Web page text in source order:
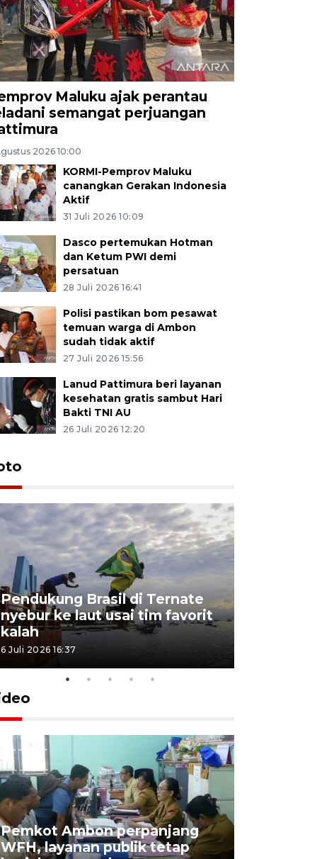
Maluku ajak perantau
semangat perjuangan
2026 10:00
KORMI-Pemprov Maluku
canangkan Gerakan Indonesia
Aktif
31 Juli 2026 10:09
Dasco pertemukan Hotman
dan Ketum PWI demi
persatuan
28 Juli 2026 16:41
Polisi pastikan bom pesawat
temuan warga di Ambon
sudah tidak aktif
27 Juli 2026 15:56
Lanud Pattimura beri layanan
kesehatan gratis sambut Hari
Bakti TNI AU
26 Juli 2026 12:20
Pendukung Brasil di Ternate
nyebur ke laut usai tim favorit
kalah
6 Juli 2026 16:37
Pemkot Ambon perpanjang
WFH, layanan publik tetap